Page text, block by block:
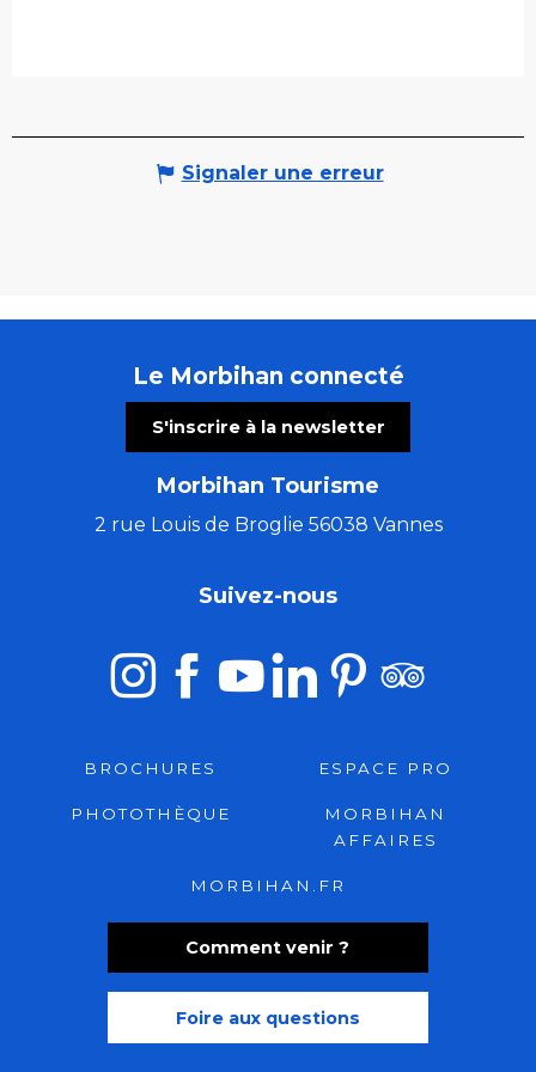
Signaler une erreur
Le Morbihan connecté
S'inscrire à la newsletter
Morbihan Tourisme
2 rue Louis de Broglie 56038 Vannes
Comment venir ?
Foire aux questions
Suivez-nous
BROCHURES ESPACE PRO
PHOTOTHÈQUE
MORBIHAN
AFFAIRES
MORBIHAN.FR